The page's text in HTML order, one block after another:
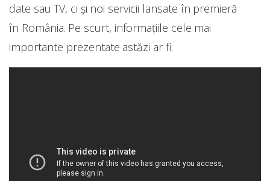
date sau TV, ci și noi servicii lansate în premieră
în România. Pe scurt, informațiile cele mai
importante prezentate astăzi ar fi: